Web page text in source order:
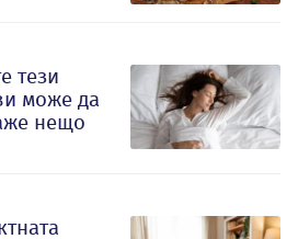
тези
може да
нещо